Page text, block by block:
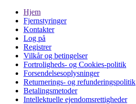
Hjem
Fjernstyringer
Kontakter
Log på
Registrer
Vilkår og betingelser
Fortroligheds- og Cookies-politik
Forsendelsesoplysninger
Returnerings- og refunderingspolitik
Betalingsmetoder
Intellektuelle ejendomsrettigheder